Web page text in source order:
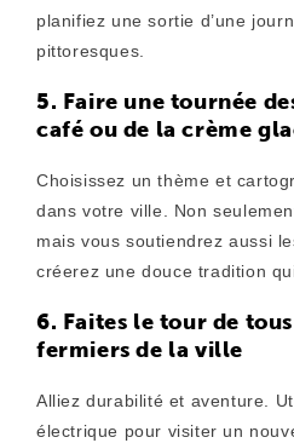
planifiez une sortie d’une
pittoresques.
5. Faire une tournée
café ou de la crème
Choisissez un thème et
dans votre ville. Non
mais vous soutiendrez aussi
créerez une douce tradition
6. Faites le tour de
fermiers de la ville
Alliez durabilité et aventure.
électrique pour visiter un